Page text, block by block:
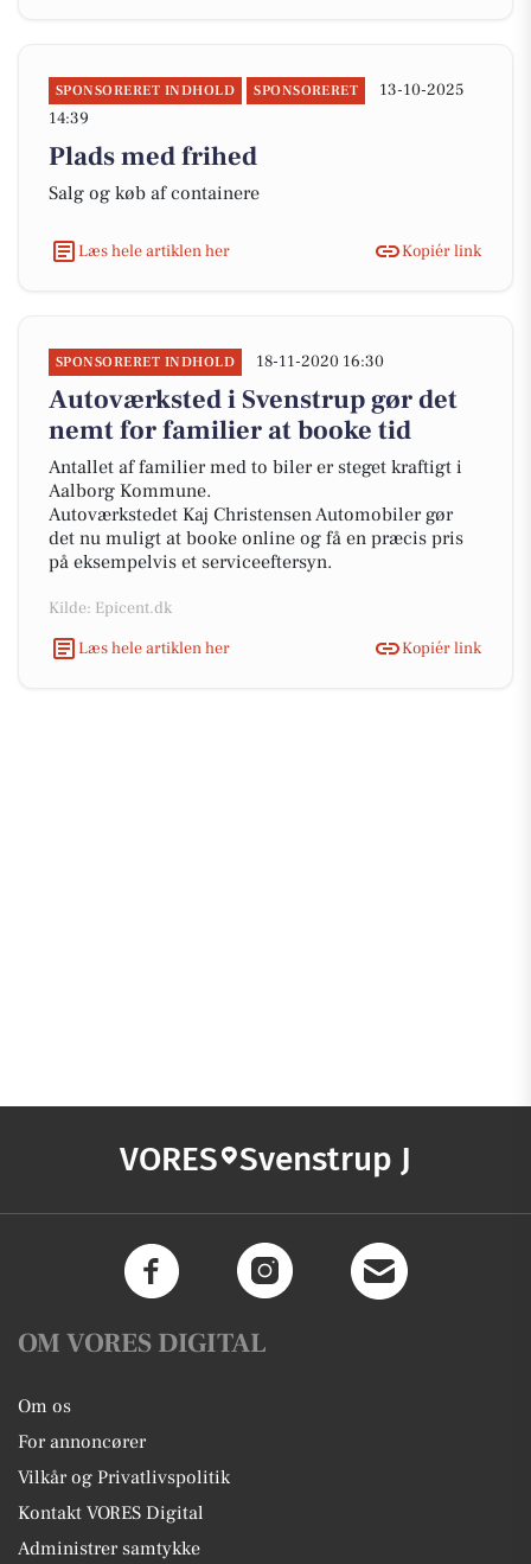
SPONSORERET INDHOLD SPONSORERET
13-10-2025
14:39
Plads med frihed
Salg og køb af containere
Læs hele artiklen her Kopiér link
SPONSORERET INDHOLD 18-11-2020 16:30
Autoværksted i Svenstrup gør det
nemt for familier at booke tid
Antallet af familier med to biler er steget kraftigt i
Aalborg Kommune.
Autoværkstedet Kaj Christensen Automobiler gør
det nu muligt at booke online og få en præcis pris
på eksempelvis et serviceeftersyn.
Kilde: Epicent.dk
Læs hele artiklen her
Kopiér link
VORES Svenstrup J
OM VORES DIGITAL
Om os
For annoncører
Vilkår og Privatlivspolitik
Kontakt VORES Digital
Administrer samtykke